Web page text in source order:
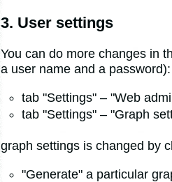
3. User settings
You can do more changes in
a user name and a password):
tab "Settings" – "Web
tab "Settings" – "Graph
graph settings is changed by
"Generate" a particular